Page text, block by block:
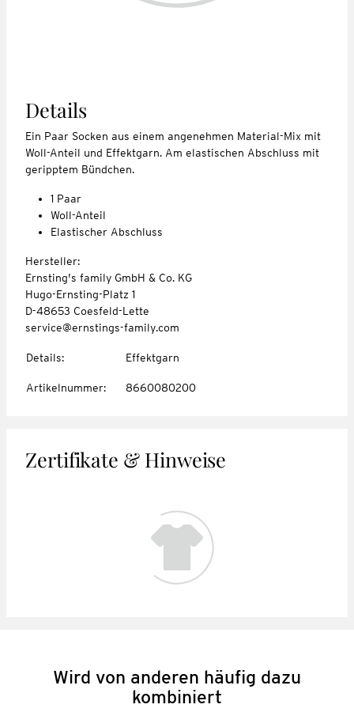
Details
Ein Paar Socken aus einem angenehmen Material-Mix mit
Woll-Anteil und Effektgarn. Am elastischen Abschluss mit
geripptem Bündchen.
1 Paar
Woll-Anteil
Elastischer Abschluss
Hersteller:
Ernsting's family GmbH & Co. KG
Hugo-Ernsting-Platz 1
D-48653 Coesfeld-Lette
service@ernstings-family.com
Details: Effektgarn
Artikelnummer: 8660080200
Zertifikate & Hinweise
Wird von anderen häufig dazu
kombiniert